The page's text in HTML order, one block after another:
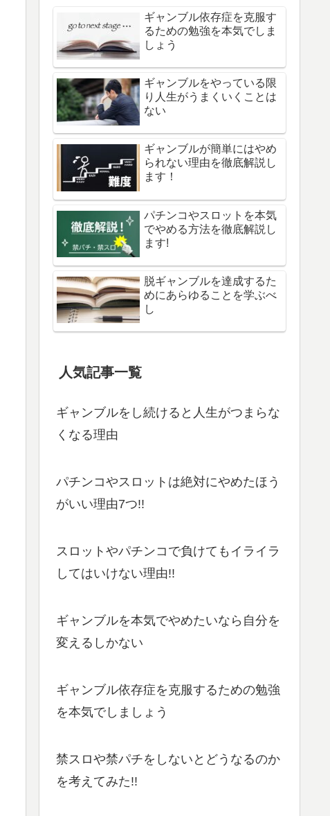
ギャンブル依存症を克服す
るための勉強を本気でしま
しょう
ギャンブルをやっている限
り人生がうまくいくことは
ない
ギャンブルが簡単にはやめ
られない理由を徹底解説し
ます！
パチンコやスロットを本気
でやめる方法を徹底解説し
ます!
脱ギャンブルを達成するた
めにあらゆることを学ぶべ
し
人気記事一覧
ギャンブルをし続けると人生がつまらな
くなる理由
パチンコやスロットは絶対にやめたほう
がいい理由7つ!!
スロットやパチンコで負けてもイライラ
してはいけない理由!!
ギャンブルを本気でやめたいなら自分を
変えるしかない
ギャンブル依存症を克服するための勉強
を本気でしましょう
禁スロや禁パチをしないとどうなるのか
を考えてみた!!